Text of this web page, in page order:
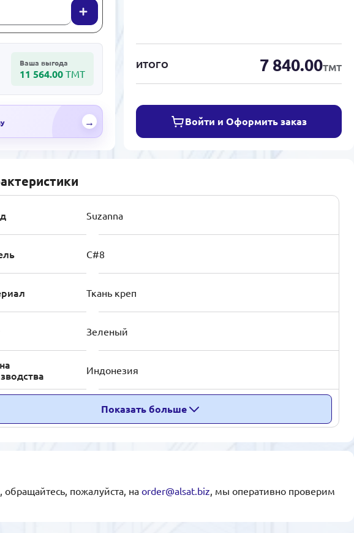
Ваша выгода
11 564.00 ТМТ
→
ИТОГО 7 840.00ТМТ
Войти и Оформить заказ
Suzanna
C#8
Ткань креп
Зеленый
Индонезия
Показать больше
пожалуйста, на order@alsat.biz, мы оперативно проверим